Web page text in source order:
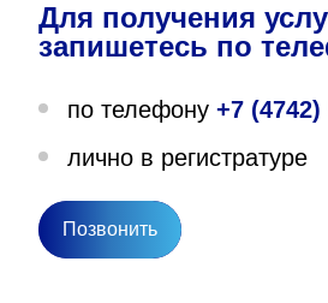
О нас
Направления деятельности
Для получения
запишетесь по
по телефону +7 (4742)
лично в регистратуре
Позвонить